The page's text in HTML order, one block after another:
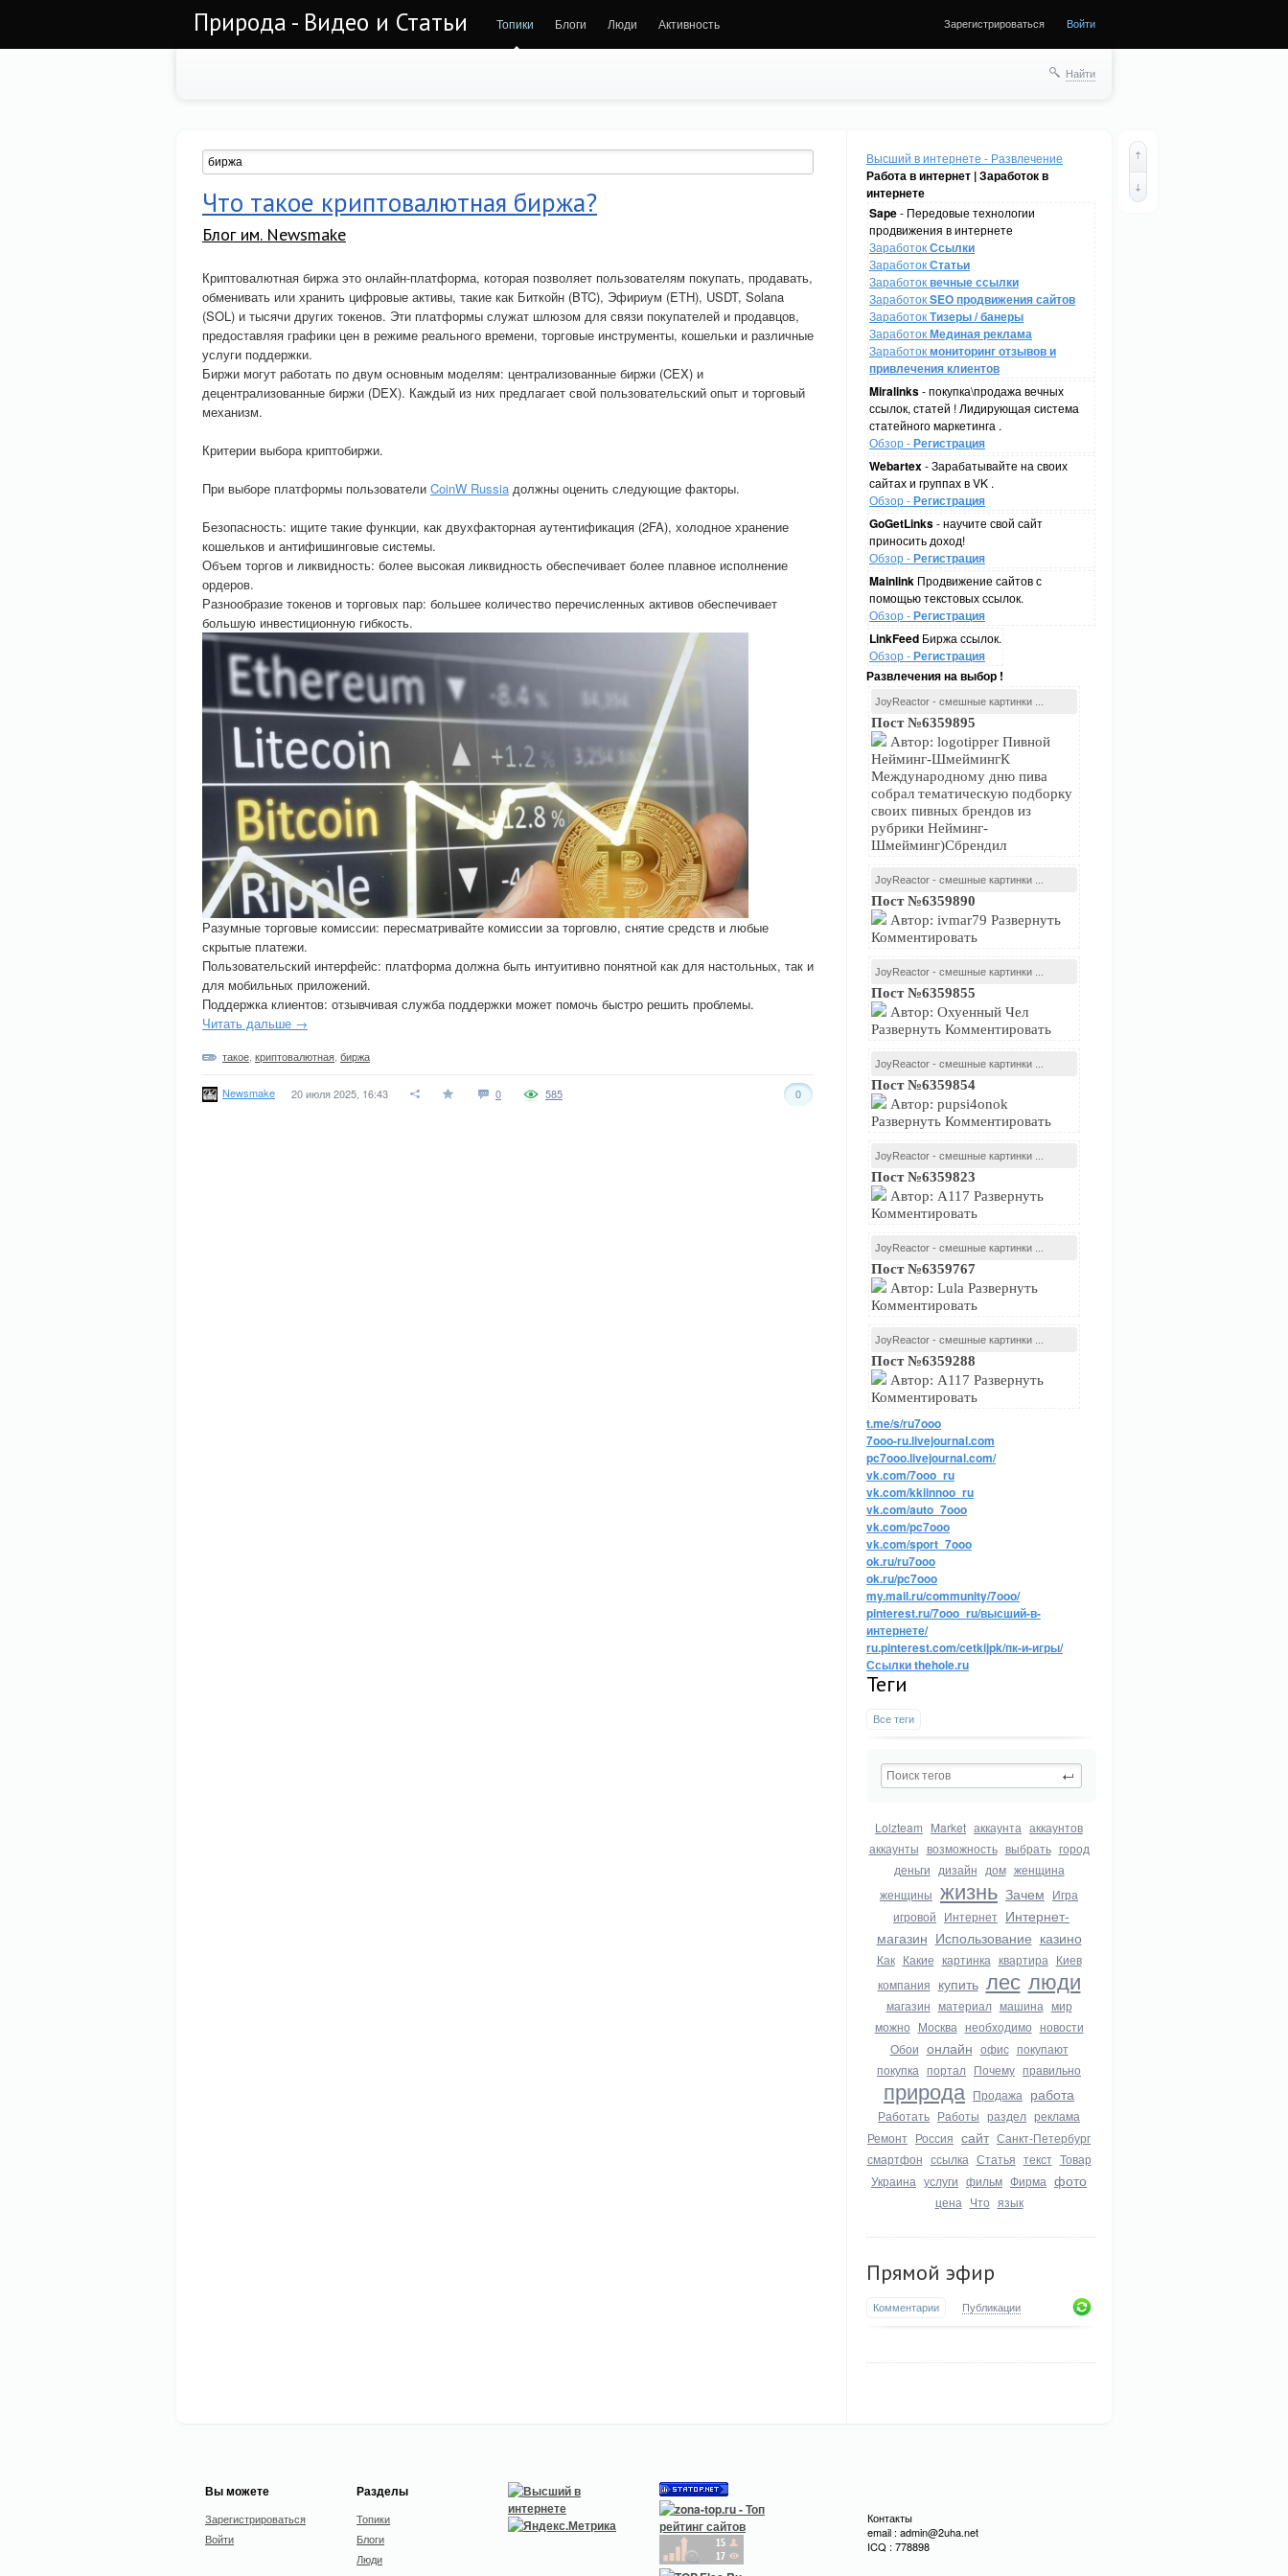
Природа - Видео и Статьи Топики Блоги Люди Активность Зарегистрироваться Войти
Найти
Высший в интернете - Развлечение
Работа в интернет | Заработок в
интернете
Sape- Передовые технологии
продвижения в интернете
ЗаработокСсылки
ЗаработокСтатьи
Заработоквечные ссылки
ЗаработокSEO продвижения сайтов
ЗаработокТизеры / банеры
ЗаработокМединая реклама
Заработокмониторинг отзывов и
привлечения клиентов
Miralinks- покупка\продажа вечных
ссылок, статей ! Лидирующая система
статейного маркетинга .
Обзор -Регистрация
Webartex- Зарабатывайте на своих
сайтах и группах в VK .
Обзор -Регистрация
GoGetLinks- научите свой сайт
приносить доход!
Обзор -Регистрация
Mainlink Продвижение сайтов с
помощью текстовых ссылок.
Обзор -Регистрация
LinkFeed Биржа ссылок.
Обзор -Регистрация
Развлечения на выбор !
JoyReactor - смешные картинки ...
Пост №6359895
Автор: logotipper Пивной
Нейминг-ШмеймингК
Международному дню пива
собрал тематическую подборку
своих пивных брендов из
рубрики Нейминг-
Шмейминг)Сбрендил
JoyReactor - смешные картинки ...
Пост №6359890
Автор: ivmar79 Развернуть
Комментировать
JoyReactor - смешные картинки ...
Пост №6359855
Автор: Охуенный Чел
Развернуть Комментировать
JoyReactor - смешные картинки ...
Пост №6359854
Автор: pupsi4onok
Развернуть Комментировать
JoyReactor - смешные картинки ...
Пост №6359823
Автор: A117 Развернуть
Комментировать
JoyReactor - смешные картинки ...
Пост №6359767
Автор: Lula Развернуть
Комментировать
JoyReactor - смешные картинки ...
Пост №6359288
Автор: A117 Развернуть
Комментировать
t.me/s/ru7ooo
7ooo-ru.livejournal.com
pc7ooo.livejournal.com/
vk.com/7ooo_ru
vk.com/kkiinnoo_ru
vk.com/auto_7ooo
vk.com/pc7ooo
vk.com/sport_7ooo
ok.ru/ru7ooo
ok.ru/pc7ooo
my.mail.ru/community/7ooo/
pinterest.ru/7ooo_ru/высший-в-
интернете/
ru.pinterest.com/cetkijpk/пк-и-игры/
Ссылки thehole.ru
Теги
Все теги
Lolzteam Market аккаунта аккаунтов
аккаунты возможность выбрать город
деньги дизайн дом женщина
женщины жизнь Зачем Игра
игровой Интернет Интернет-
магазин Использование казино
Как Какие картинка квартира Киев
компания купить лес люди
магазин материал машина мир
можно Москва необходимо новости
Обои онлайн офис покупают
покупка портал Почему правильно
природа Продажа работа
Работать Работы раздел реклама
Ремонт Россия сайт Санкт-Петербург
смартфон ссылка Статья текст Товар
Украина услуги фильм Фирма фото
цена Что язык
Прямой эфир
Комментарии Публикации
Что такое криптовалютная биржа?
Блог им. Newsmake
Криптовалютная биржа это онлайн-платформа, которая позволяет пользователям покупать, продавать,
обменивать или хранить цифровые активы, такие как Биткойн (BTC), Эфириум (ETH), USDT, Solana
(SOL) и тысячи других токенов. Эти платформы служат шлюзом для связи покупателей и продавцов,
предоставляя графики цен в режиме реального времени, торговые инструменты, кошельки и различные
услуги поддержки.
Биржи могут работать по двум основным моделям: централизованные биржи (CEX) и
децентрализованные биржи (DEX). Каждый из них предлагает свой пользовательский опыт и торговый
механизм.
Критерии выбора криптобиржи.
При выборе платформы пользователи CoinW Russia должны оценить следующие факторы.
Безопасность: ищите такие функции, как двухфакторная аутентификация (2FA), холодное хранение
кошельков и антифишинговые системы.
Объем торгов и ликвидность: более высокая ликвидность обеспечивает более плавное исполнение
ордеров.
Разнообразие токенов и торговых пар: большее количество перечисленных активов обеспечивает
большую инвестиционную гибкость.
Разумные торговые комиссии: пересматривайте комиссии за торговлю, снятие средств и любые
скрытые платежи.
Пользовательский интерфейс: платформа должна быть интуитивно понятной как для настольных, так и
для мобильных приложений.
Поддержка клиентов: отзывчивая служба поддержки может помочь быстро решить проблемы.
Читать дальше →
такое криптовалютная биржа
Newsmake 20 июля 2025, 16:43 0 0
585
Вы можете
Зарегистрироваться
Войти
Разделы
Топики
Блоги
Люди
Контакты
email : admin@2uha.net
ICQ : 778898